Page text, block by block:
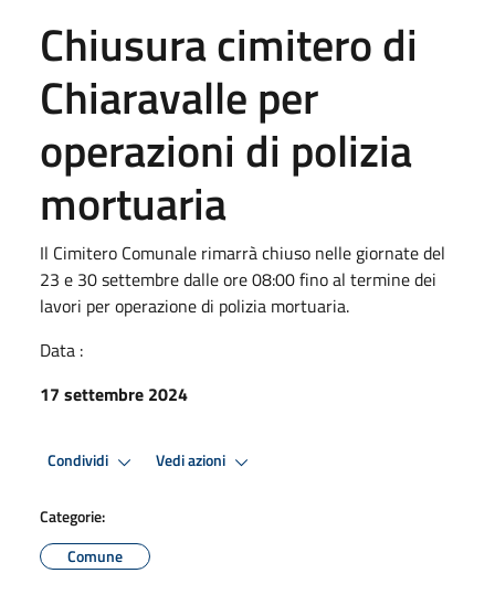
Chiusura cimitero di
Chiaravalle per
operazioni di polizia
mortuaria
Il Cimitero Comunale rimarrà chiuso nelle giornate del
23 e 30 settembre dalle ore 08:00 fino al termine dei
lavori per operazione di polizia mortuaria.
Data :
17 settembre 2024
Condividi Vedi azioni
Categorie:
Comune